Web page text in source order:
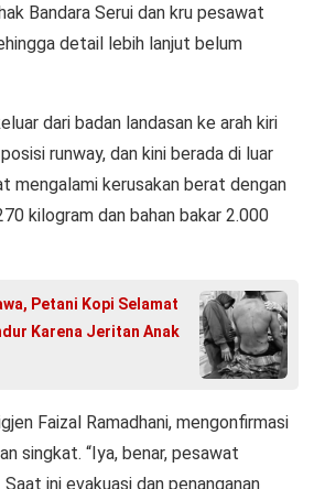
Bandara Serui dan kru pesawat
detail lebih lanjut belum
dari badan landasan ke arah kiri
runway, dan kini berada di luar
mengalami kerusakan berat dengan
kilogram dan bahan bakar 2.000
Petani Kopi Selamat
Karena Jeritan Anak
Faizal Ramadhani, mengonfirmasi
singkat. “Iya, benar, pesawat
ini evakuasi dan penanganan